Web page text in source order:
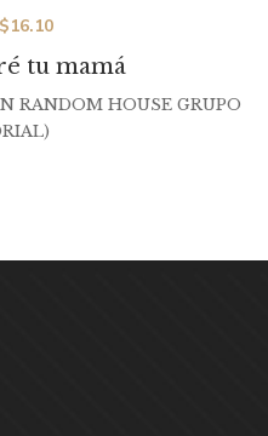
tu mamá
$16.10
RANDOM HOUSE GRUPO